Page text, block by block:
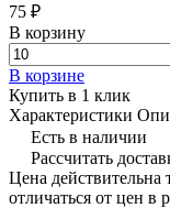
75 ₽
В корзину
В корзине
Купить в 1 клик
Характеристики
Есть в наличии
Рассчитать
Цена действительна
отличаться от цен в